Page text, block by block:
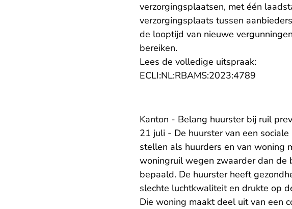
verzorgingsplaatsen, met één
verzorgingsplaats tussen
de looptijd van nieuwe
bereiken.
Lees de volledige uitspraak:
ECLI:NL:RBAMS:2023:4789
Kanton - Belang huurster bij ruil
21 juli - De huurster van een
stellen als huurders en van woning
woningruil wegen zwaarder dan de
bepaald. De huurster heeft
slechte luchtkwaliteit en drukte op
Die woning maakt deel uit van een